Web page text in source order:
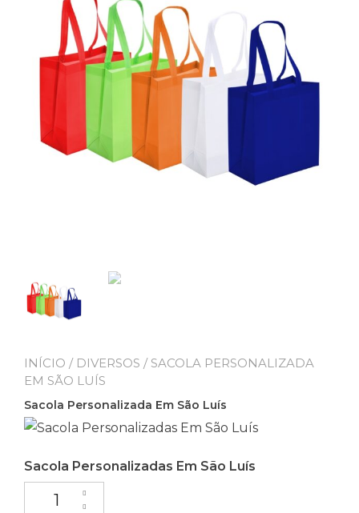
INÍCIO / DIVERSOS / SACOLA PERSONALIZADA
EM SÃO LUÍS
Sacola Personalizada Em São Luís
Sacola Personalizadas Em São Luís